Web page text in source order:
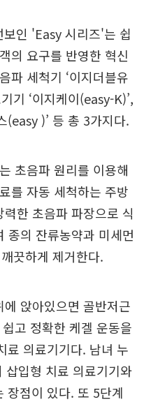
인 'Easy 시리즈'는 쉽
의 요구를 반영한 혁신
파 세척기 ‘이지더블유
기 ‘이지케이(easy-K)’,
(easy )’ 등 총 3가지다.
초음파 원리를 이용해
를 자동 세척하는 주방
한 초음파 파장으로 식
종의 잔류농약과 미세먼
끗하게 제거한다.
에 앉아있으면 골반저근
고 정확한 케겔 운동을
료 의료기기다. 남녀 누
삽입형 치료 의료기기와
장점이 있다. 또 5단계